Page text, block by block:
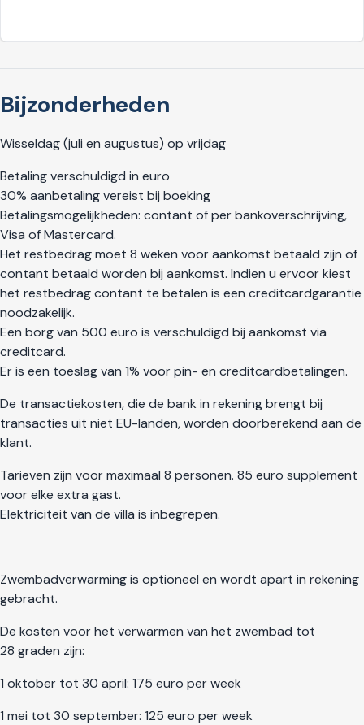
Bijzonderheden
Wisseldag (juli en augustus) op vrijdag
Betaling verschuldigd in euro
30% aanbetaling vereist bij boeking
Betalingsmogelijkheden: contant of per bankoverschrijving,
Visa of Mastercard.
Het restbedrag moet 8 weken voor aankomst betaald zijn of
contant betaald worden bij aankomst. Indien u ervoor kiest
het restbedrag contant te betalen is een creditcardgarantie
noodzakelijk.
Een borg van 500 euro is verschuldigd bij aankomst via
creditcard.
Er is een toeslag van 1% voor pin- en creditcardbetalingen.
De transactiekosten, die de bank in rekening brengt bij
transacties uit niet EU-landen, worden doorberekend aan de
klant.
Tarieven zijn voor maximaal 8 personen. 85 euro supplement
voor elke extra gast.
Elektriciteit van de villa is inbegrepen.
Zwembadverwarming is optioneel en wordt apart in rekening
gebracht.
De kosten voor het verwarmen van het zwembad tot
28 graden zijn:
1 oktober tot 30 april: 175 euro per week
1 mei tot 30 september: 125 euro per week